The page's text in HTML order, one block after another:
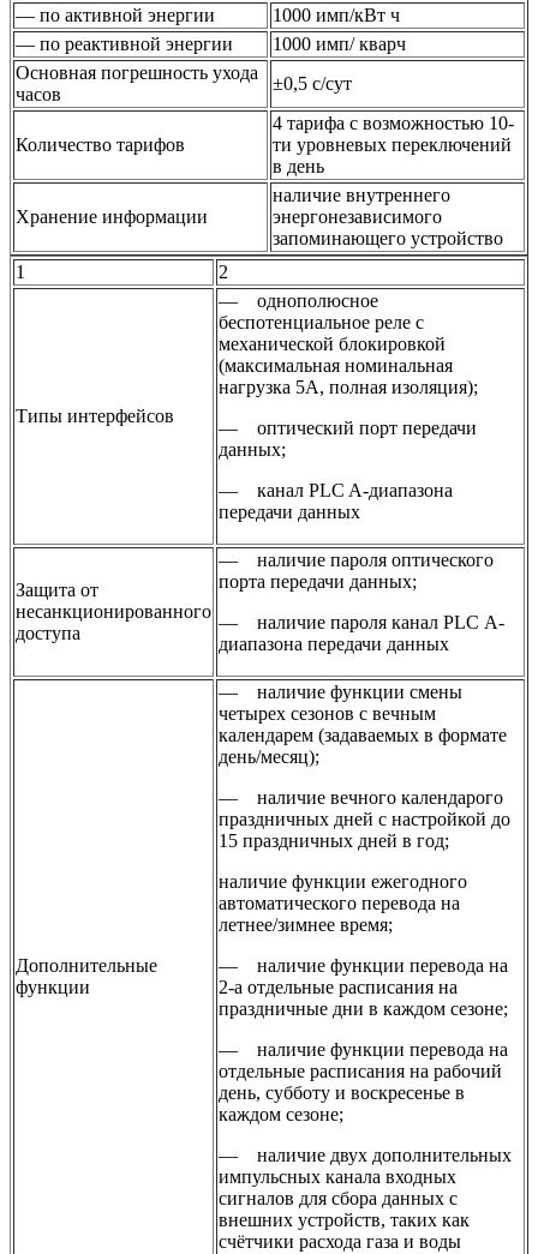
— по активной энергии
1000 имп/кВт ч
— по реактивной энергии
1000 имп/ кварч
Основная погрешность ухода
часов
±0,5 с/сут
Количество тарифов
4 тарифа с возможностью 10-
ти уровневых переключений
в день
Хранение информации
наличие внутреннего
энергонезависимого
запоминающего устройство
1
2
Типы интерфейсов
— однополюсное
беспотенциальное реле с
механической блокировкой
(максимальная номинальная
нагрузка 5А, полная изоляция);
— оптический порт передачи
данных;
— канал PLC A-диапазона
передачи данных
Защита от
несанкционированного
доступа
— наличие пароля оптического
порта передачи данных;
— наличие пароля канал PLC А-
диапазона передачи данных
Дополнительные
функции
— наличие функции смены
четырех сезонов с вечным
календарем (задаваемых в формате
день/месяц);
— наличие вечного календарого
праздничных дней с настройкой до
15 праздничных дней в год;
наличие функции ежегодного
автоматического перевода на
летнее/зимнее время;
— наличие функции перевода на
2-а отдельные расписания на
праздничные дни в каждом сезоне;
— наличие функции перевода на
отдельные расписания на рабочий
день, субботу и воскресенье в
каждом сезоне;
— наличие двух дополнительных
импульсных канала входных
сигналов для сбора данных с
внешних устройств, таких как
счётчики расхода газа и воды